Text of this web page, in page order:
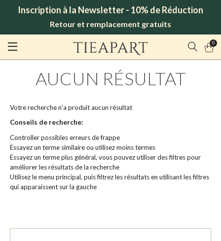
Inscription à la Newsletter - 10% de Réduction
Retour et remplacement gratuits
0
AUCUN RÉSULTAT
Votre recherche n'a produit aucun résultat
Conseils de recherche:
Controller possibles erreurs de frappe
Essayez un terme similaire ou utilisez moins termes
Essayez un terme plus général, vous pouvez utiliser des filtres pour
améliorer les résultats de la recherche
Utilisez le menu principal, puis filtrez les résultats en utilisant les filtres
qui apparaissent sur la gauche